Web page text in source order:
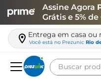
Assine Agora
Grátis e 5%
Entrega em casa ou
Você está no Prezunic Rio
Buscar